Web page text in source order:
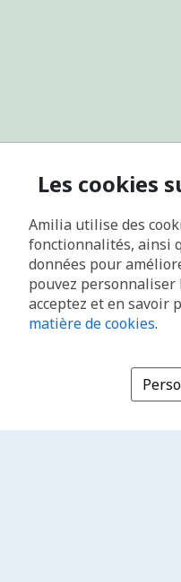
Les cookies
Amilia utilise des
fonctionnalités, ainsi
données pour
pouvez personnaliser
acceptez et en savoir
matière de cookies.